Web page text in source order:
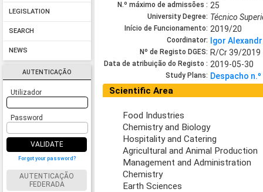
LEGISLATION
SEARCH
NEWS
AUTENTICAÇÃO
Utilizador
Password
VALIDATE
Forgot your password?
AUTENTICAÇÃO
FEDERADA
N.º máximo de admissões : 25
University Degree: Técnico
Início de Funcionamento: 2019/20
Coordinator: Igor
Nº de Registo DGES: R/Cr 39/2019
Data de atribuição do Registo : 2019-05-30
Study Plans: Despacho
Scientific Area
Food Industries
Chemistry and Biology
Hospitality and Catering
Agricultural and Animal Production
Management and Administration
Chemistry
Earth Sciences